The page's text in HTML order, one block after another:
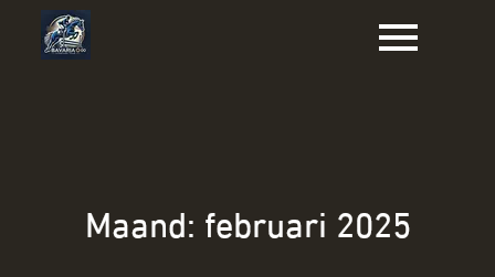
Maand: februari 2025